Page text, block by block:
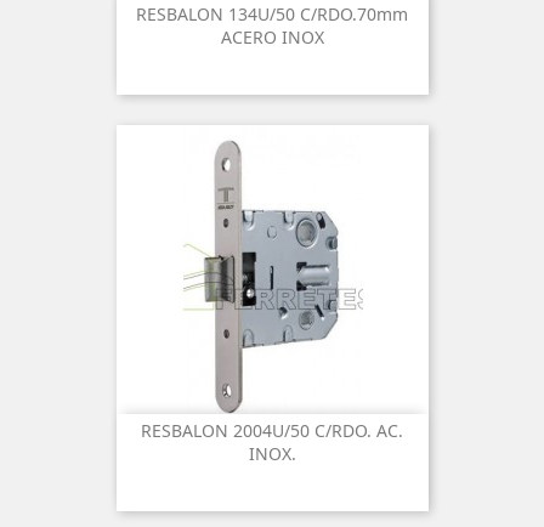
RESBALON 134U/50 C/RDO.70mm
ACERO INOX
RESBALON 2004U/50 C/RDO. AC.
INOX.